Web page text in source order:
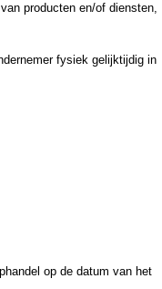
producten en/of diensten,
fysiek gelijktijdig in
op de datum van het